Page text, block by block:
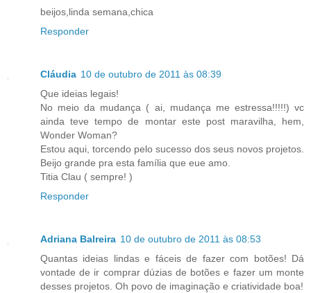
beijos,linda semana,chica
Responder
Cláudia 10 de outubro de 2011 às 08:39
Que ideias legais!
No meio da mudança ( ai, mudança me estressa!!!!!) vc
ainda teve tempo de montar este post maravilha, hem,
Wonder Woman?
Estou aqui, torcendo pelo sucesso dos seus novos projetos.
Beijo grande pra esta família que eue amo.
Titia Clau ( sempre! )
Responder
Adriana Balreira 10 de outubro de 2011 às 08:53
Quantas ideias lindas e fáceis de fazer com botões! Dá
vontade de ir comprar dúzias de botões e fazer um monte
desses projetos. Oh povo de imaginação e criatividade boa!